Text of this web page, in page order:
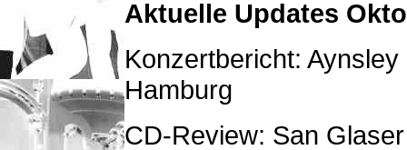
Aktuelle Updates
Konzertbericht:
Hamburg
CD-Review: San